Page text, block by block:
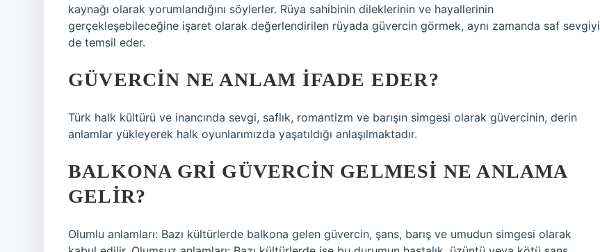
kaynağı olarak yorumlandığını söylerler. Rüya sahibinin dileklerinin ve hayallerinin
gerçekleşebileceğine işaret olarak değerlendirilen rüyada güvercin görmek, aynı zamanda saf sevgiyi
de temsil eder.
GÜVERCIN NE ANLAM IFADE EDER?
Türk halk kültürü ve inancında sevgi, saflık, romantizm ve barışın simgesi olarak güvercinin, derin
anlamlar yükleyerek halk oyunlarımızda yaşatıldığı anlaşılmaktadır.
BALKONA GRI GÜVERCIN GELMESI NE ANLAMA
GELIR?
Olumlu anlamları: Bazı kültürlerde balkona gelen güvercin, şans, barış ve umudun simgesi olarak